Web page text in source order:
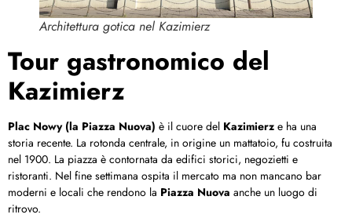
Architettura gotica nel Kazimierz
Tour gastronomico del
Kazimierz
Plac Nowy (la Piazza Nuova) è il cuore del Kazimierz e ha una
storia recente. La rotonda centrale, in origine un mattatoio, fu costruita
nel 1900. La piazza è contornata da edifici storici, negozietti e
ristoranti. Nel fine settimana ospita il mercato ma non mancano bar
moderni e locali che rendono la Piazza Nuova anche un luogo di
ritrovo.